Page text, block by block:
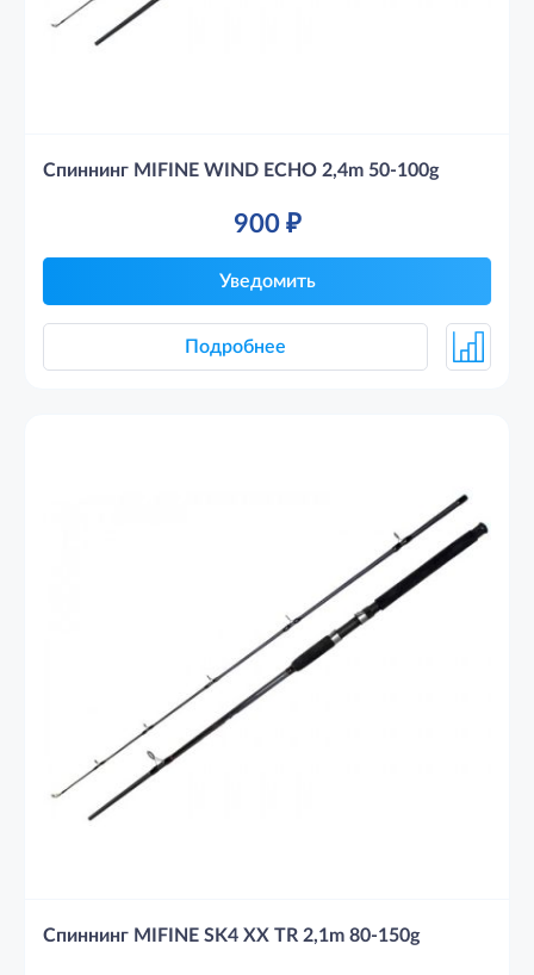
Спиннинг MIFINE WIND ECHO 2,4m 50-100g
900₽
Уведомить
Подробнее
Спиннинг MIFINE SK4 XX TR 2,1m 80-150g